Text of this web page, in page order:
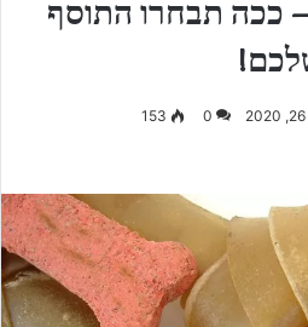
ככה תבחרו התוסף
0
153